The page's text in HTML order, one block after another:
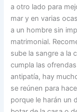
a otro lado para
mar y en varias
a un hombre sin
matrimonial.
sube la sangre a la
cumpla las
antipatía, hay
se reúnen para
porque le harán un